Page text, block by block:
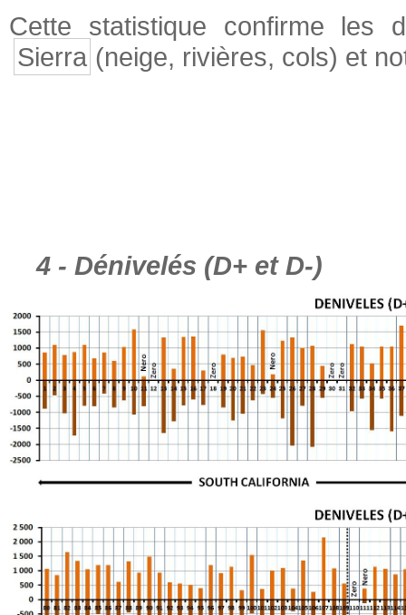
Cette statistique confirme les
Sierra (neige, rivières, cols) et
4 - Dénivelés (D+ et D-)